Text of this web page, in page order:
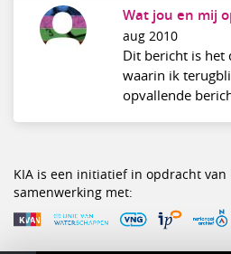
Wat jou en mij
aug 2010
Dit bericht is het
waarin ik
opvallende
KIA is een initiatief in opdracht
samenwerking met: